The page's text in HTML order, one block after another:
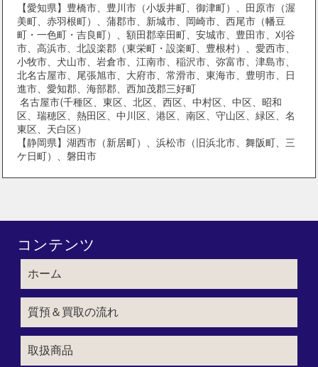
【愛知県】豊橋市、豊川市（小坂井町、御津町）、田原市（渥
美町、赤羽根町）、蒲郡市、新城市、岡崎市、西尾市（幡豆
町・一色町・吉良町）、額田郡幸田町、安城市、豊田市、刈谷
市、高浜市、北設楽郡（東栄町・設楽町、豊根村）、愛西市、
小牧市、犬山市、岩倉市、江南市、稲沢市、弥富市、津島市、
北名古屋市、尾張旭市、大府市、常滑市、東海市、豊明市、日
進市、愛知郡、海部郡、西加茂郡三好町
名古屋市(千種区、東区、北区、西区、中村区、中区、昭和
区、瑞穂区、熱田区、中川区、港区、南区、守山区、緑区、名
東区、天白区）
【静岡県】湖西市（新居町）、浜松市（旧浜北市、舞阪町、三
ケ日町）、磐田市
コンテンツ
ホーム
質預＆買取の流れ
取扱商品